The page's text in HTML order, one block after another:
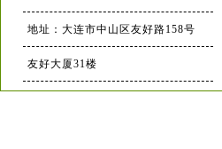
地址：大连市中山区友好路158号
友好大厦31楼